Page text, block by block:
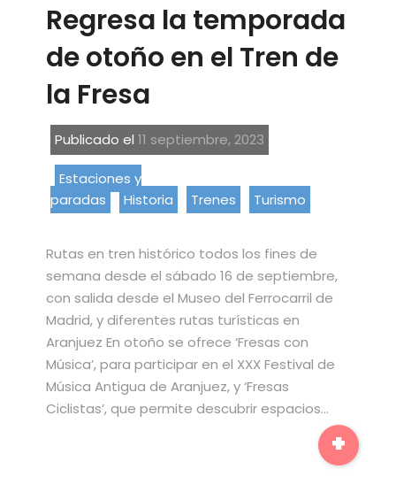
Regresa la temporada
de otoño en el Tren de
la Fresa
Publicado el11 septiembre, 2023
Estaciones y
paradas
Historia Trenes Turismo
Rutas en tren histórico todos los fines de
semana desde el sábado 16 de septiembre,
con salida desde el Museo del Ferrocarril de
Madrid, y diferentes rutas turísticas en
Aranjuez En otoño se ofrece ‘Fresas con
Música’, para participar en el XXX Festival de
Música Antigua de Aranjuez, y ‘Fresas
Ciclistas’, que permite descubrir espacios…
+